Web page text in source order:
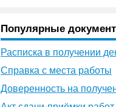
Популярные
Расписка в получении
Справка с места работы
Доверенность на